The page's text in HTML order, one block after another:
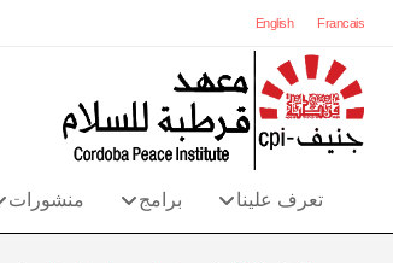
Francais
English
تعرف علينا برامج منشورات